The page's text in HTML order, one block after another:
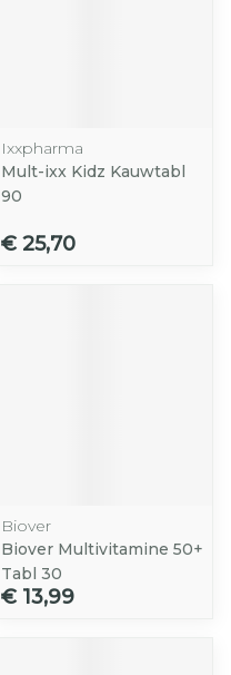
Ixxpharma
Mult-ixx Kidz Kauwtabl
90
€ 25,70
Biover
Biover Multivitamine 50+
Tabl 30
€ 13,99